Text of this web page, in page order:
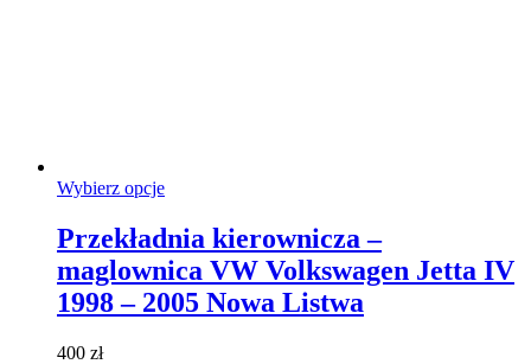
Wybierz opcjeTen
ma
wiele
wariantów.
Opcje
można
Przekładnia kierownicza –
maglownica VW Volkswagen Jetta IV
1998 – 2005 Nowa Listwa
400 zł